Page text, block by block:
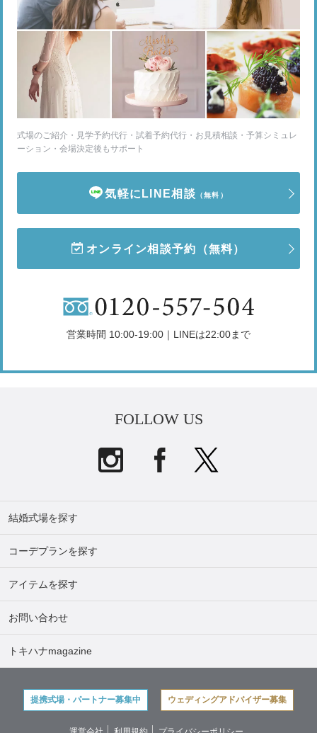
式場のご紹介・見学予約代行・試着予約代行・お見積相談・予算シミュレ
ーション・会場決定後もサポート
気軽にLINE相談 （無料）
オンライン相談予約 （無料）
営業時間 10:00-19:00｜LINEは22:00まで
FOLLOW US
結婚式場を探す
コーデプランを探す
アイテムを探す
お問い合わせ
トキハナmagazine
提携式場・パートナー募集中 ウェディングアドバイザー募集